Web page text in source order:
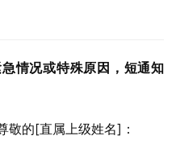
情况或特殊原因，短通知
的[直属上级姓名]：